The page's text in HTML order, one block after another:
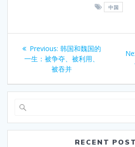
中国
Post
navigation
Previous: Previous
post:
韩国和魏国的
一生：被争夺、被利用、
被吞并
RECENT